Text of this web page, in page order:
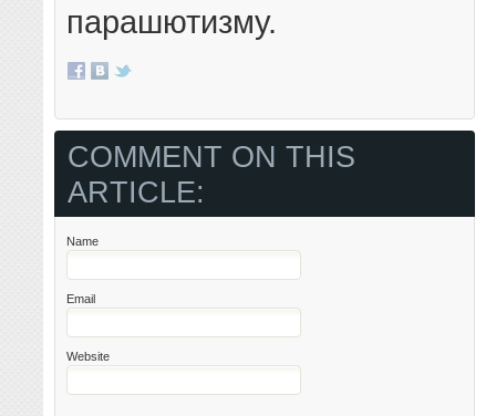
парашютизму.
COMMENT ON THIS
ARTICLE:
Name
Email
Website